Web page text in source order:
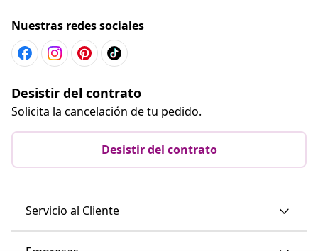
Nuestras redes sociales
Desistir del contrato
Solicita la cancelación de tu pedido.
Desistir del contrato
Servicio al Cliente